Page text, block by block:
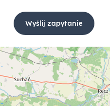
Wyślij zapytanie